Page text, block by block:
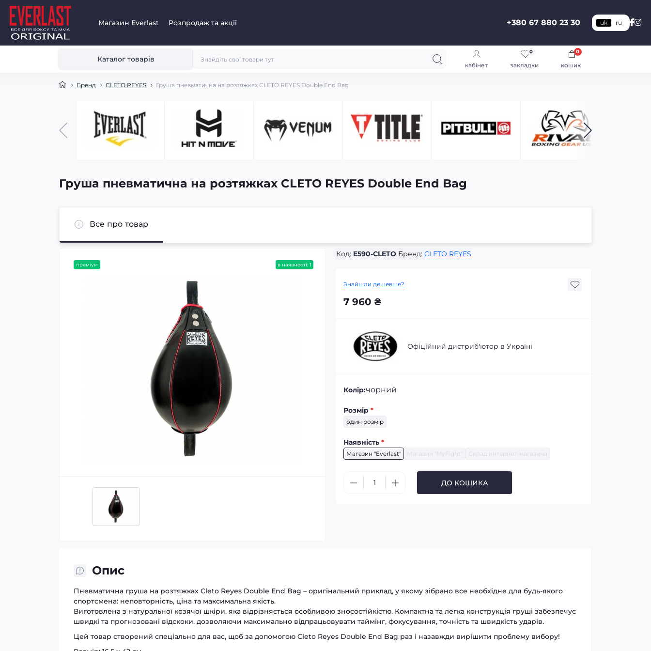
Магазин Everlast Розпродаж та акції +380 67 880 23 30 uk ru
Каталог товарів
кабінет закладки
0
кошик
0
Бренд CLETO REYES Груша пневматична на розтяжках CLETO REYES Double End Bag
Груша пневматична на розтяжках CLETO REYES Double End Bag
Все про товар
преміум в наявності: 1
Код: E590-CLETO Бренд: CLETO REYES
Знайшли дешевше?
7 960 ₴
Офіційний дистриб'ютор в Україні
Колір:чорний
Розмір *
один розмір
Наявність *
Магазин "Everlast" Магазин "MyFight" Склад интернет-магазина
ДО КОШИКА
Опис
Пневматична груша на розтяжках Cleto Reyes Double End Bag – оригінальний приклад, у якому зібрано все необхідне для будь-якого
спортсмена: неповторність, ціна та максимальна якість.
Виготовлена ​​з натуральної козячої шкіри, яка відрізняється особливою зносостійкістю. Компактна та легка конструкція груші забезпечує
швидкі та прогнозовані відскоки, дозволяючи максимально відпрацьовувати таймінг, фокусування, точність та швидкість ударів.
Цей товар створений спеціально для вас, щоб за допомогою Cleto Reyes Double End Bag раз і назавжди вирішити проблему вибору!